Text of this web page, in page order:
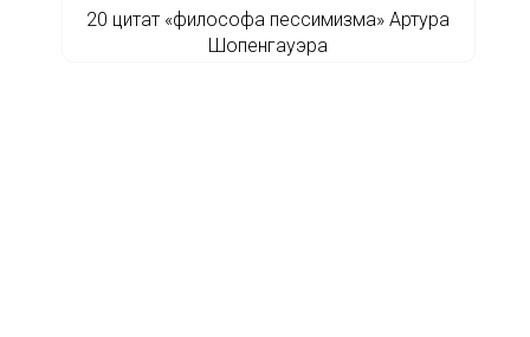
20 цитат «философа пессимизма» Артура
Шопенгауэра